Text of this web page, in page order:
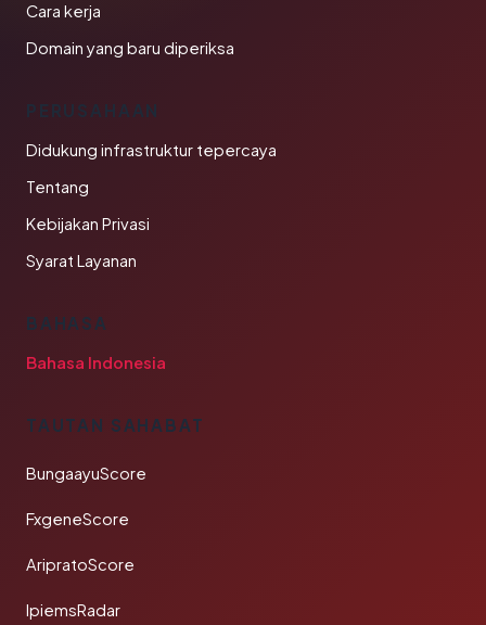
Cara kerja
Domain yang baru diperiksa
PERUSAHAAN
Didukung infrastruktur tepercaya
Tentang
Kebijakan Privasi
Syarat Layanan
BAHASA
Bahasa Indonesia
TAUTAN SAHABAT
BungaayuScore
FxgeneScore
AripratoScore
IpiemsRadar